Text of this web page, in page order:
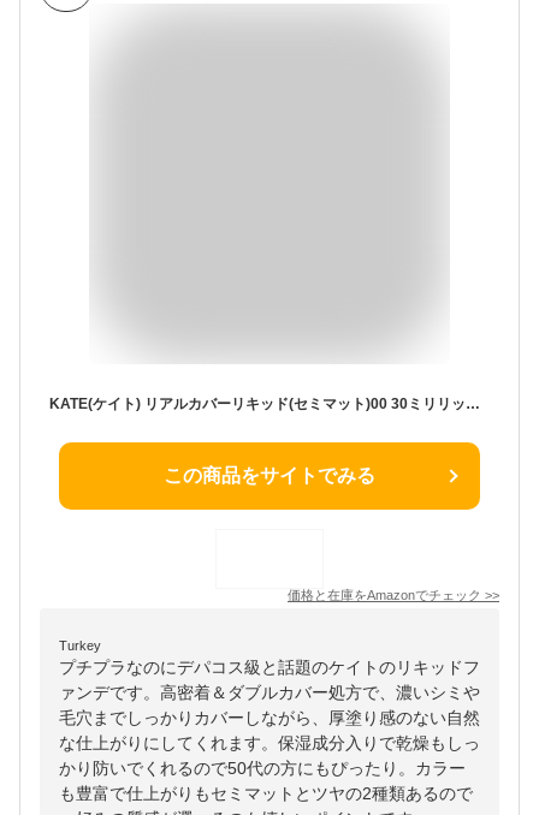
KATE(ケイト) リアルカバーリキッド(セミマット)00 30ミリリットル (x 1)
この商品をサイトでみる
価格と在庫をAmazonでチェック >>
Turkey
プチプラなのにデパコス級と話題のケイトのリキッドフ
ァンデです。高密着＆ダブルカバー処方で、濃いシミや
毛穴までしっかりカバーしながら、厚塗り感のない自然
な仕上がりにしてくれます。保湿成分入りで乾燥もしっ
かり防いでくれるので50代の方にもぴったり。カラー
も豊富で仕上がりもセミマットとツヤの2種類あるので